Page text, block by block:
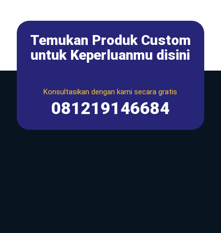
Temukan Produk Custom
untuk Keperluanmu disini
Konsultasikan dengan kami secara gratis
081219146684